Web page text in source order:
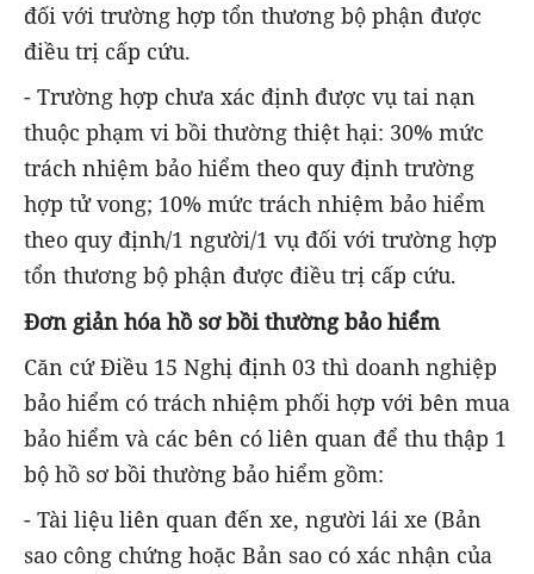
đối với trường hợp tổn thương bộ phận được
điều trị cấp cứu.
- Trường hợp chưa xác định được vụ tai nạn
thuộc phạm vi bồi thường thiệt hại: 30% mức
trách nhiệm bảo hiểm theo quy định trường
hợp tử vong; 10% mức trách nhiệm bảo hiểm
theo quy định/1 người/1 vụ đối với trường hợp
tổn thương bộ phận được điều trị cấp cứu.
Đơn giản hóa hồ sơ bồi thường bảo hiểm
Căn cứ Điều 15 Nghị định 03 thì doanh nghiệp
bảo hiểm có trách nhiệm phối hợp với bên mua
bảo hiểm và các bên có liên quan để thu thập 1
bộ hồ sơ bồi thường bảo hiểm gồm:
- Tài liệu liên quan đến xe, người lái xe (Bản
sao công chứng hoặc Bản sao có xác nhận của